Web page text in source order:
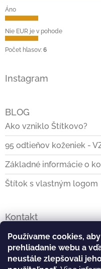
Používame cookies,
prehliadanie webu a
neustále zlepšovali
eÁno
Nie EUR je v pohode
Počet hlasov: 6
Instagram
BLOG
Ako vzniklo Štítkovo?
95 odtieňov koženiek -
Základné informácie o
Štítok s vlastným logom
Kontakt
info@stitkovo.sk
0903928140